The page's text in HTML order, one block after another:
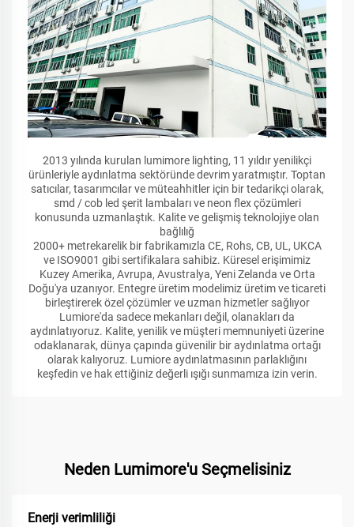
2013 yılında kurulan lumimore lighting, 11 yıldır yenilikçi
ürünleriyle aydınlatma sektöründe devrim yaratmıştır. Toptan
satıcılar, tasarımcılar ve müteahhitler için bir tedarikçi olarak,
smd / cob led şerit lambaları ve neon flex çözümleri
konusunda uzmanlaştık. Kalite ve gelişmiş teknolojiye olan
bağlılığ
2000+ metrekarelik bir fabrikamızla CE, Rohs, CB, UL, UKCA
ve ISO9001 gibi sertifikalara sahibiz. Küresel erişimimiz
Kuzey Amerika, Avrupa, Avustralya, Yeni Zelanda ve Orta
Doğu'ya uzanıyor. Entegre üretim modelimiz üretim ve ticareti
birleştirerek özel çözümler ve uzman hizmetler sağlıyor
Lumiore'da sadece mekanları değil, olanakları da
aydınlatıyoruz. Kalite, yenilik ve müşteri memnuniyeti üzerine
odaklanarak, dünya çapında güvenilir bir aydınlatma ortağı
olarak kalıyoruz. Lumiore aydınlatmasının parlaklığını
keşfedin ve hak ettiğiniz değerli ışığı sunmamıza izin verin.
Neden Lumimore'u Seçmelisiniz
Enerji verimliliği